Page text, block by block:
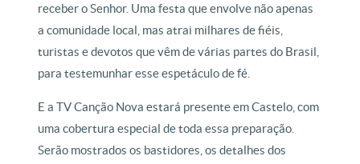
receber o Senhor. Uma festa que envolve não apenas
a comunidade local, mas atrai milhares de fiéis,
turistas e devotos que vêm de várias partes do Brasil,
para testemunhar esse espetáculo de fé.
E a TV Canção Nova estará presente em Castelo, com
uma cobertura especial de toda essa preparação.
Serão mostrados os bastidores, os detalhes dos